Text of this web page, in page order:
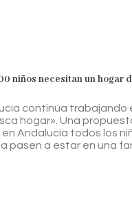
niños necesitan un hogar
continúa trabajando
hogar». Una
Andalucía todos los
pasen a estar en una